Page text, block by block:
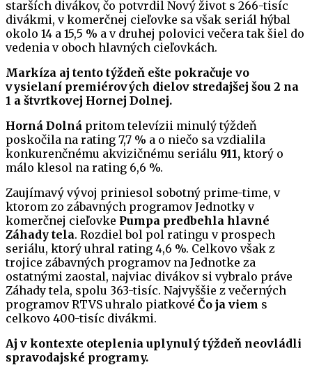
starších divákov, čo potvrdil Nový život s 266-tisíc
divákmi, v komerčnej cieľovke sa však seriál hýbal
okolo 14 a 15,5 % a v druhej polovici večera tak šiel do
vedenia v oboch hlavných cieľovkách.
Markíza aj tento týždeň ešte pokračuje vo
vysielaní premiérových dielov stredajšej šou 2 na
1 a štvrtkovej Hornej Dolnej.
Horná Dolná pritom televízii minulý týždeň
poskočila na rating 7,7 % a o niečo sa vzdialila
konkurenčnému akvizičnému seriálu 911, ktorý o
málo klesol na rating 6,6 %.
Zaujímavý vývoj priniesol sobotný prime-time, v
ktorom zo zábavných programov Jednotky v
komerčnej cieľovke Pumpa predbehla hlavné
Záhady tela. Rozdiel bol pol ratingu v prospech
seriálu, ktorý uhral rating 4,6 %. Celkovo však z
trojice zábavných programov na Jednotke za
ostatnými zaostal, najviac divákov si vybralo práve
Záhady tela, spolu 363-tisíc. Najvyššie z večerných
programov RTVS uhralo piatkové Čo ja viem s
celkovo 400-tisíc divákmi.
Aj v kontexte oteplenia uplynulý týždeň neovládli
spravodajské programy.